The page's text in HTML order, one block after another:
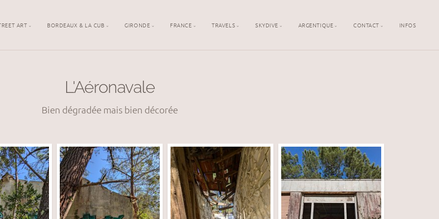
ART BORDEAUX & LA CUB GIRONDE FRANCE TRAVELS SKYDIVE ARGENTIQUE CONTACT INFOS
L'Aéronavale
Bien dégradée mais bien décorée